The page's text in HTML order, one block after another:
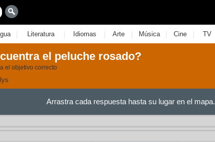
| Literatura | Idiomas | Arte | Música | Cine | TV
el peluche rosado?
el objetivo correcto
Arrastra cada respuesta hasta su lugar en el mapa.